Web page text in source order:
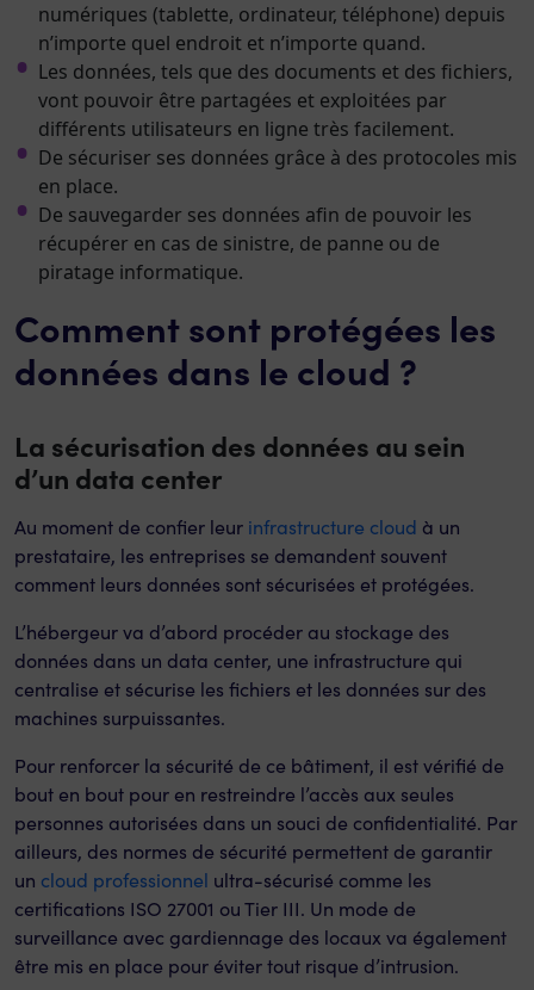
numériques (tablette, ordinateur, téléphone) depuis
n’importe quel endroit et n’importe quand.
Les données, tels que des documents et des fichiers,
vont pouvoir être partagées et exploitées par
différents utilisateurs en ligne très facilement.
De sécuriser ses données grâce à des protocoles mis
en place.
De sauvegarder ses données afin de pouvoir les
récupérer en cas de sinistre, de panne ou de
piratage informatique.
Comment sont protégées les
données dans le cloud ?
La sécurisation des données au sein
d’un data center
Au moment de confier leur infrastructure cloud à un
prestataire, les entreprises se demandent souvent
comment leurs données sont sécurisées et protégées.
L’hébergeur va d’abord procéder au stockage des
données dans un data center, une infrastructure qui
centralise et sécurise les fichiers et les données sur des
machines surpuissantes.
Pour renforcer la sécurité de ce bâtiment, il est vérifié de
bout en bout pour en restreindre l’accès aux seules
personnes autorisées dans un souci de confidentialité. Par
ailleurs, des normes de sécurité permettent de garantir
un cloud professionnel ultra-sécurisé comme les
certifications ISO 27001 ou Tier III. Un mode de
surveillance avec gardiennage des locaux va également
être mis en place pour éviter tout risque d’intrusion.